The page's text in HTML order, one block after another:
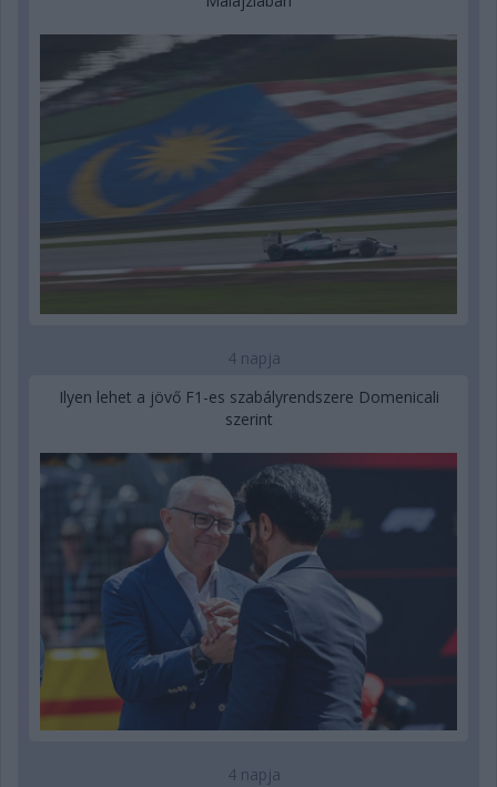
4 napja
Ilyen lehet a jövő F1-es szabályrendszere Domenicali
szerint
4 napja